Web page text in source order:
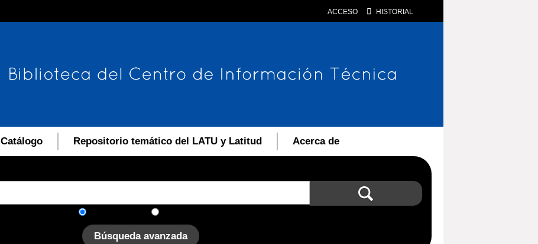
ACCESO HISTORIAL
Catálogo Repositorio temático del LATU y Latitud Acerca de
Búsqueda avanzada